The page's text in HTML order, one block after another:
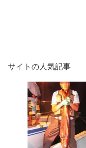
サイトの人気記事